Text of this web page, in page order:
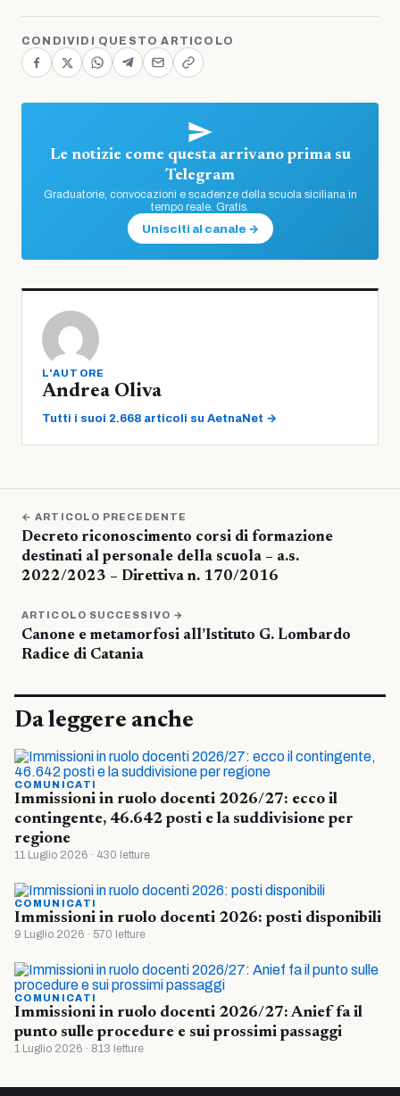
CONDIVIDI QUESTO ARTICOLO
Le notizie come questa arrivano prima su
Telegram
Graduatorie, convocazioni e scadenze della scuola siciliana in
tempo reale. Gratis.
Unisciti al canale →
L'AUTORE
Andrea Oliva
Tutti i suoi 2.668 articoli su AetnaNet →
← ARTICOLO PRECEDENTE
Decreto riconoscimento corsi di formazione
destinati al personale della scuola – a.s.
2022/2023 – Direttiva n. 170/2016
ARTICOLO SUCCESSIVO →
Canone e metamorfosi all’Istituto G. Lombardo
Radice di Catania
Da leggere anche
COMUNICATI
Immissioni in ruolo docenti 2026/27: ecco il
contingente, 46.642 posti e la suddivisione per
regione
11 Luglio 2026 · 430 letture
COMUNICATI
Immissioni in ruolo docenti 2026: posti disponibili
9 Luglio 2026 · 570 letture
COMUNICATI
Immissioni in ruolo docenti 2026/27: Anief fa il
punto sulle procedure e sui prossimi passaggi
1 Luglio 2026 · 813 letture